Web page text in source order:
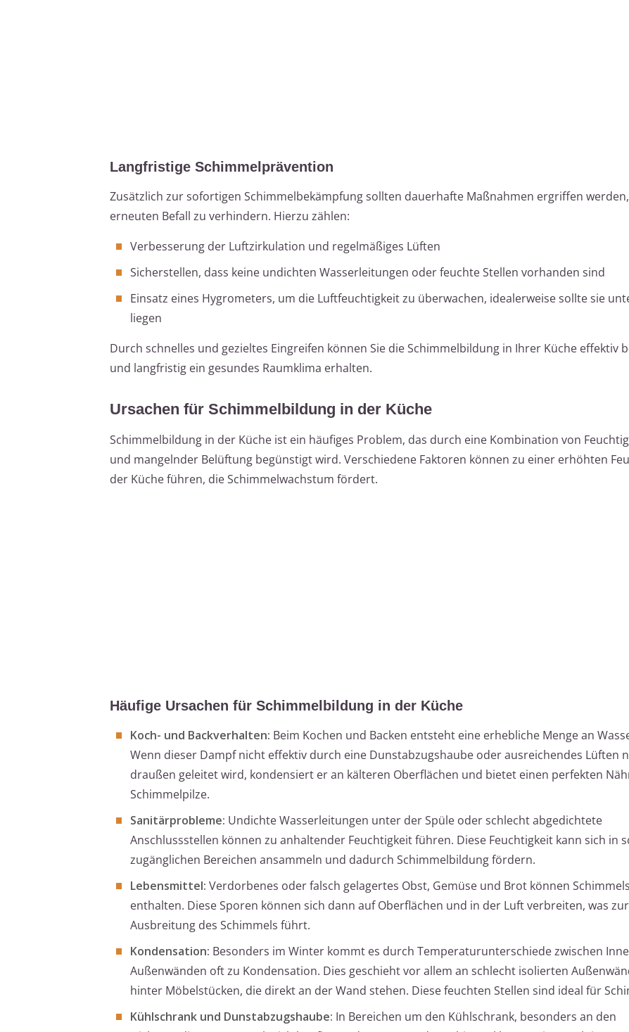
Langfristige Schimmelprävention
Zusätzlich zur sofortigen Schimmelbekämpfung sollten dauerhafte Maßnahmen ergriffen
erneuten Befall zu verhindern. Hierzu zählen:
Verbesserung der Luftzirkulation und regelmäßiges Lüften
Sicherstellen, dass keine undichten Wasserleitungen oder feuchte Stellen vorhanden sind
Einsatz eines Hygrometers, um die Luftfeuchtigkeit zu überwachen, idealerweise sollte sie
liegen
Durch schnelles und gezieltes Eingreifen können Sie die Schimmelbildung in Ihrer Küche effektiv
und langfristig ein gesundes Raumklima erhalten.
Ursachen für Schimmelbildung in der Küche
Schimmelbildung in der Küche ist ein häufiges Problem, das durch eine Kombination von
und mangelnder Belüftung begünstigt wird. Verschiedene Faktoren können zu einer erhöhten
der Küche führen, die Schimmelwachstum fördert.
Häufige Ursachen für Schimmelbildung in der Küche
Koch- und Backverhalten: Beim Kochen und Backen entsteht eine erhebliche Menge an
Wenn dieser Dampf nicht effektiv durch eine Dunstabzugshaube oder ausreichendes Lüften
draußen geleitet wird, kondensiert er an kälteren Oberflächen und bietet einen perfekten
Schimmelpilze.
Sanitärprobleme: Undichte Wasserleitungen unter der Spüle oder schlecht abgedichtete
Anschlussstellen können zu anhaltender Feuchtigkeit führen. Diese Feuchtigkeit kann sich in
zugänglichen Bereichen ansammeln und dadurch Schimmelbildung fördern.
Lebensmittel: Verdorbenes oder falsch gelagertes Obst, Gemüse und Brot können
enthalten. Diese Sporen können sich dann auf Oberflächen und in der Luft verbreiten, was zur
Ausbreitung des Schimmels führt.
Kondensation: Besonders im Winter kommt es durch Temperaturunterschiede zwischen
Außenwänden oft zu Kondensation. Dies geschieht vor allem an schlecht isolierten
hinter Möbelstücken, die direkt an der Wand stehen. Diese feuchten Stellen sind ideal für
Kühlschrank und Dunstabzugshaube: In Bereichen um den Kühlschrank, besonders an den